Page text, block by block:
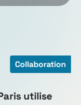
Collaboration
utilise